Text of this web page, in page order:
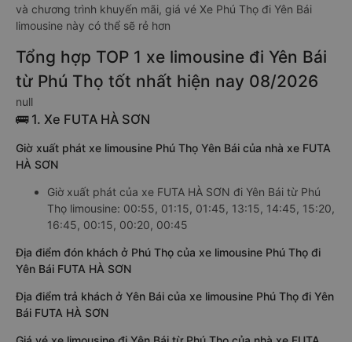
và chương trình khuyến mãi, giá vé Xe Phú Thọ đi Yên Bái
limousine này có thể sẽ rẻ hơn
Tổng hợp TOP 1 xe limousine đi Yên Bái
từ Phú Thọ tốt nhất hiện nay 08/2026
null
🚌 1. Xe FUTA HÀ SƠN
Giờ xuất phát xe limousine Phú Thọ Yên Bái của nhà xe FUTA
HÀ SƠN
Giờ xuất phát của xe FUTA HÀ SƠN đi Yên Bái từ Phú
Thọ limousine: 00:55, 01:15, 01:45, 13:15, 14:45, 15:20,
16:45, 00:15, 00:20, 00:45
Địa điểm đón khách ở Phú Thọ của xe limousine Phú Thọ đi
Yên Bái FUTA HÀ SƠN
Địa điểm trả khách ở Yên Bái của xe limousine Phú Thọ đi Yên
Bái FUTA HÀ SƠN